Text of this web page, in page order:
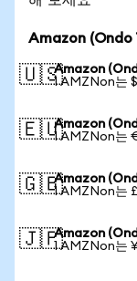
Amazon (Ondo
🇺🇸Amazon
1 AMZNon는
🇪🇺Amazon
1 AMZNon는
🇬🇧Amazon
1 AMZNon는
🇯🇵Amazon
1 AMZNon는